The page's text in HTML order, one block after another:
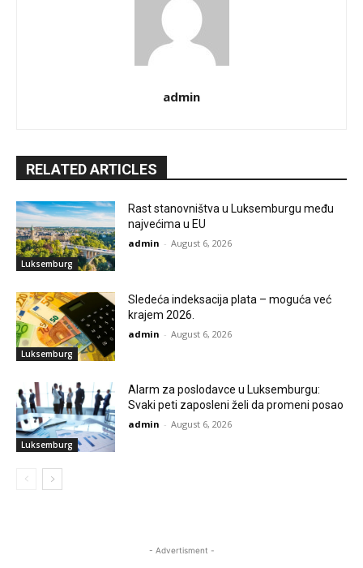
admin
RELATED ARTICLES
Luksemburg
Rast stanovništva u Luksemburgu među
najvećima u EU
admin - August 6, 2026
Luksemburg
Sledeća indeksacija plata – moguća već
krajem 2026.
admin - August 6, 2026
Luksemburg
Alarm za poslodavce u Luksemburgu:
Svaki peti zaposleni želi da promeni posao
admin - August 6, 2026
- Advertisment -